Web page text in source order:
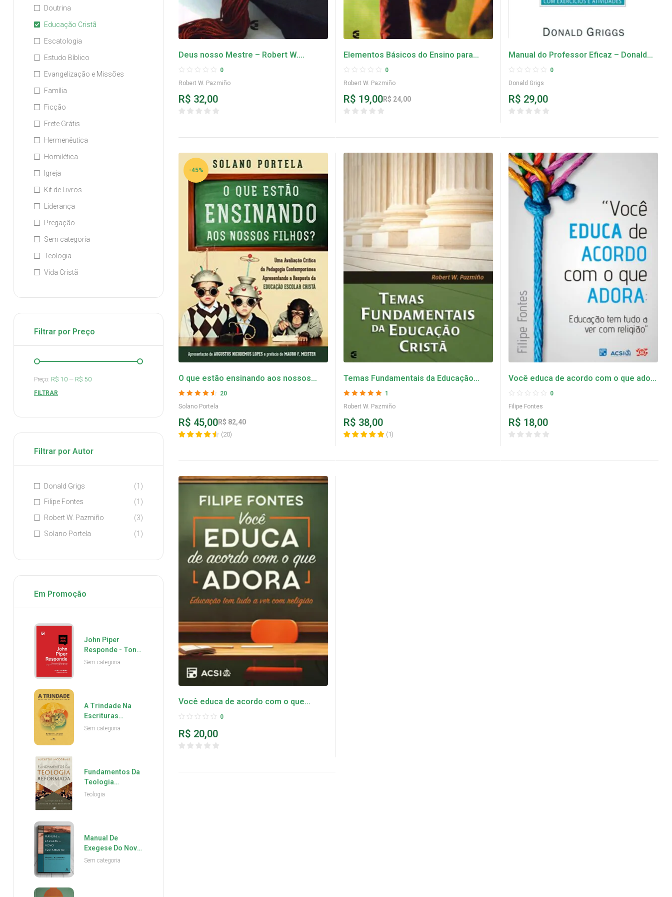
Deus nosso Mestre – Robert W.
Pazmiño
0
Robert W. Pazmiño
R$ 32,00
Elementos Básicos do Ensino para
Cristãos – Robert W. Pazmiño
0
Robert W. Pazmiño
R$ 24,00
R$ 19,00
Manual do Professor Eficaz – Donald
Grigs
0
Donald Grigs
R$ 29,00
-45%
O que estão ensinando aos nossos
filhos? – Solano Portela
20
Solano Portela
R$ 82,40
R$ 45,00
(20)
Temas Fundamentais da Educação
Cristã – Robert W. Pazmiño
1
Robert W. Pazmiño
R$ 38,00
(1)
Você educa de acordo com o que adora
– Filipe Fontes
0
Filipe Fontes
R$ 18,00
Você educa de acordo com o que
adora: Educação tem tudo a ver com
0
R$ 20,00
Doutrina
Educação Cristã
Escatologia
Estudo Bíblico
Evangelização e Missões
Família
Ficção
Frete Grátis
Hermenêutica
Homilética
Igreja
Kit de Livros
Liderança
Pregação
Sem categoria
Teologia
Vida Cristã
Filtrar por Preço
FILTRAR
Preço: R$ 10 — R$ 50
Filtrar por Autor
Donald Grigs
(1)
Filipe Fontes
(1)
Robert W. Pazmiño
(3)
Solano Portela
(1)
Em Promoção
John Piper
Responde - Tony
Reinke
Sem categoria
A Trindade Na
Escrituras
Historia Teologia
Sem categoria
Fundamentos Da
Teologia
Reformada -
Teologia
Manual De
Exegese Do Novo
Testamento -
Sem categoria